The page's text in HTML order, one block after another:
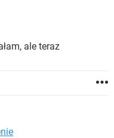
ale teraz